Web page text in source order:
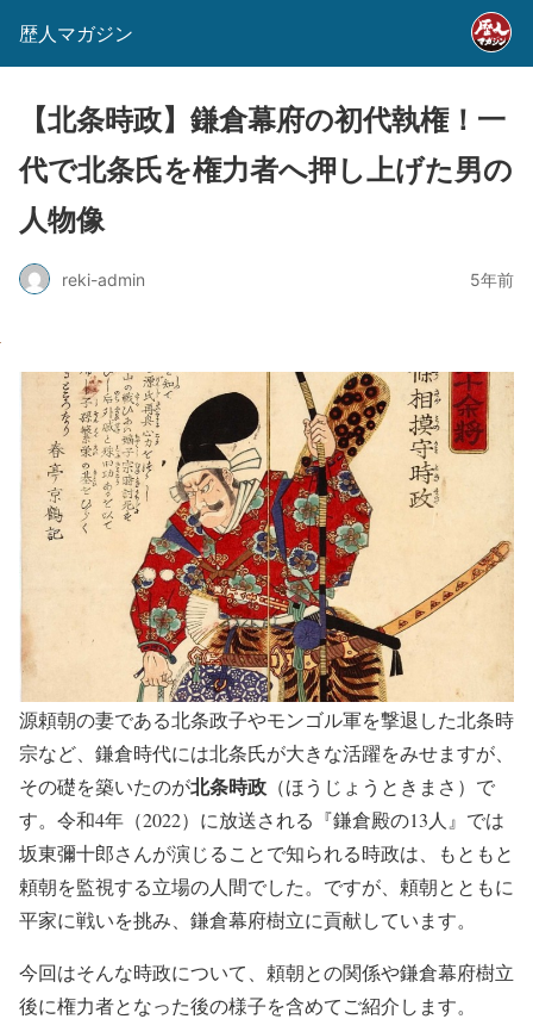
歴人マガジン
【北条時政】鎌倉幕府の初代執権！一
代で北条氏を権力者へ押し上げた男の
人物像
reki-admin 5年前
源頼朝の妻である北条政子やモンゴル軍を撃退した北条時
宗など、鎌倉時代には北条氏が大きな活躍をみせますが、
その礎を築いたのが北条時政 （ほうじょうときまさ）で
す。令和4年（2022）に放送される『鎌倉殿の13人』では
坂東彌十郎さんが演じることで知られる時政は、もともと
頼朝を監視する立場の人間でした。ですが、頼朝とともに
平家に戦いを挑み、鎌倉幕府樹立に貢献しています。
今回はそんな時政について、頼朝との関係や鎌倉幕府樹立
後に権力者となった後の様子を含めてご紹介します。